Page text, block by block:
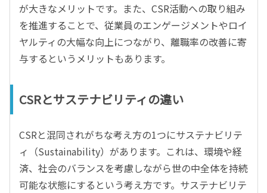
が大きなメリットです。また、CSR活動への取り組み
を推進することで、従業員のエンゲージメントやロイ
ヤルティの大幅な向上につながり、離職率の改善に寄
与するというメリットもあります。
CSRとサステナビリティの違い
CSRと混同されがちな考え方の1つにサステナビリテ
ィ（Sustainability）があります。これは、環境や経
済、社会のバランスを考慮しながら世の中全体を持続
可能な状態にするという考え方です。サステナビリテ